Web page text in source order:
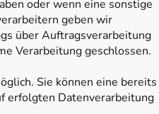
oder wenn eine sonstige
geben wir
über Auftragsverarbeitung
Verarbeitung geschlossen.
Sie können eine bereits
erfolgten Datenverarbeitung